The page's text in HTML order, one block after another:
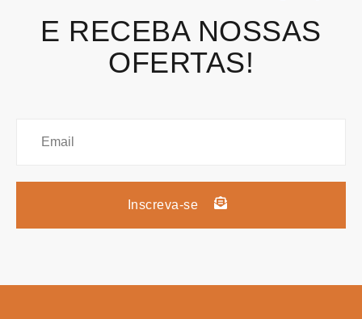
E RECEBA NOSSAS
OFERTAS!
Inscreva-se